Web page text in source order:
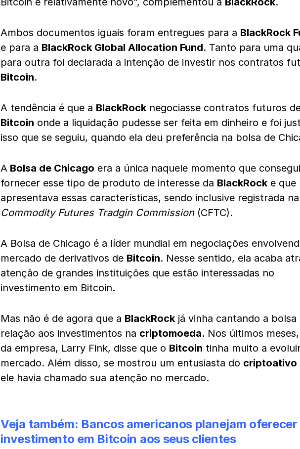
Ambos documentos iguais foram entregues para a BlackRock
e para a BlackRock Global Allocation Fund. Tanto para uma
para outra foi declarada a intenção de investir nos contratos
Bitcoin.
A tendência é que a BlackRock negociasse contratos futuros
Bitcoin onde a liquidação pudesse ser feita em dinheiro e foi
isso que se seguiu, quando ela deu preferência na bolsa de
A Bolsa de Chicago era a única naquele momento que
fornecer esse tipo de produto de interesse da BlackRock e que
apresentava essas características, sendo inclusive registrada na
Commodity Futures Tradgin Commission(CFTC).
A Bolsa de Chicago é a líder mundial em negociações
mercado de derivativos de Bitcoin. Nesse sentido, ela acaba
atenção de grandes instituições que estão interessadas no
investimento em Bitcoin.
Mas não é de agora que a BlackRock já vinha cantando a bolsa
relação aos investimentos na criptomoeda. Nos últimos meses,
da empresa, Larry Fink, disse que o Bitcoin tinha muito a
mercado. Além disso, se mostrou um entusiasta do criptoativo
ele havia chamado sua atenção no mercado.
Veja também: Bancos americanos planejam oferecer
investimento em Bitcoin aos seus clientes